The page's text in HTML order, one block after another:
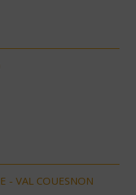
- VAL COUESNON